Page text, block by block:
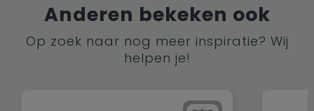
Anderen bekeken ook
Op zoek naar nog meer inspiratie? Wij
helpen je!